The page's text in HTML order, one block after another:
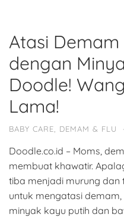
Atasi Demam
dengan
Doodle!
Lama!
BABY CARE DEMAM & FLU ·
Doodle.co.id – Moms,
membuat khawatir.
tiba menjadi murung dan
untuk mengatasi
minyak kayu putih dan